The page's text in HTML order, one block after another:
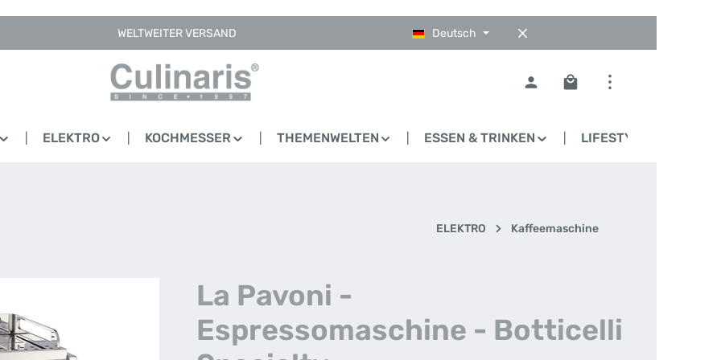
WELTWEITER VERSAND Deutsch
Warenkorb enthält 0
ELEKTRO KOCHMESSER THEMENWELTEN ESSEN & TRINKEN LIFESTYLE
ELEKTRO Kaffeemaschine
La Pavoni -
Espressomaschine - Botticelli